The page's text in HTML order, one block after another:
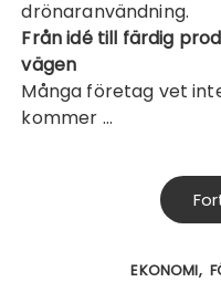
drönaranvändning.
Från idé till färdig
vägen
Många företag vet
kommer …
EKONOMI